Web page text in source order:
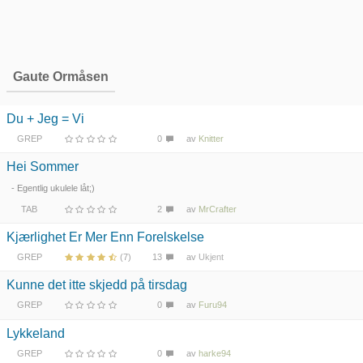
Gaute Ormåsen
Du + Jeg = Vi
GREP 0 av Knitter
Hei Sommer
- Egentlig ukulele låt;)
TAB 2 av MrCrafter
Kjærlighet Er Mer Enn Forelskelse
GREP (7) 13 av Ukjent
Kunne det itte skjedd på tirsdag
GREP 0 av Furu94
Lykkeland
GREP 0 av harke94